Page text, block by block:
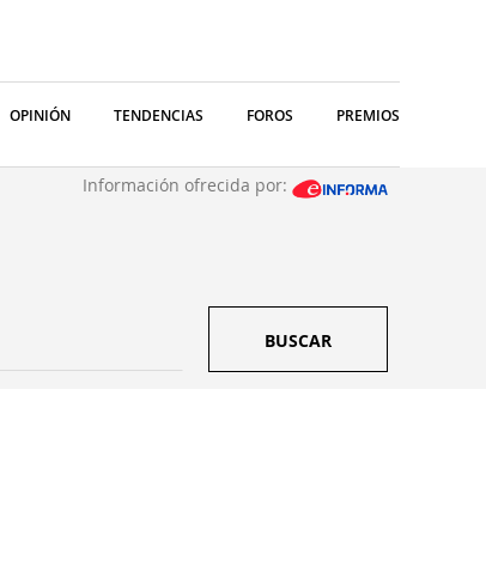
OPINIÓN TENDENCIAS FOROS PREMIOS
Información ofrecida por:
BUSCAR